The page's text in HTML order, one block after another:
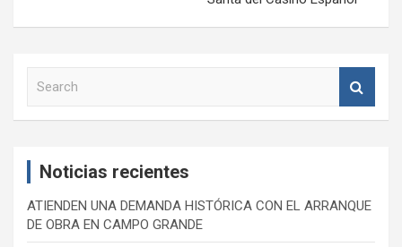
Noticias recientes
ATIENDEN UNA DEMANDA HISTÓRICA CON EL ARRANQUE
DE OBRA EN CAMPO GRANDE